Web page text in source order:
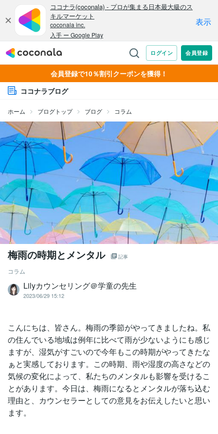
会員登録で10％割引クーポンを獲得！
ココナラブログ
ホーム ブログトップ ブログ コラム
梅雨の時期とメンタル 記事
コラム
Lilyカウンセリング＠学童の先生
2023/06/29 15:12
こんにちは、皆さん。梅雨の季節がやってきましたね。私
の住んでいる地域は例年に比べて雨が少ないようにも感じ
ますが、湿気がすごいので今年もこの時期がやってきたな
ぁと実感しております。この時期、雨や湿度の高さなどの
気候の変化によって、私たちのメンタルも影響を受けるこ
とがあります。今日は、梅雨になるとメンタルが落ち込む
理由と、カウンセラーとしての意見をお伝えしたいと思い
ます。